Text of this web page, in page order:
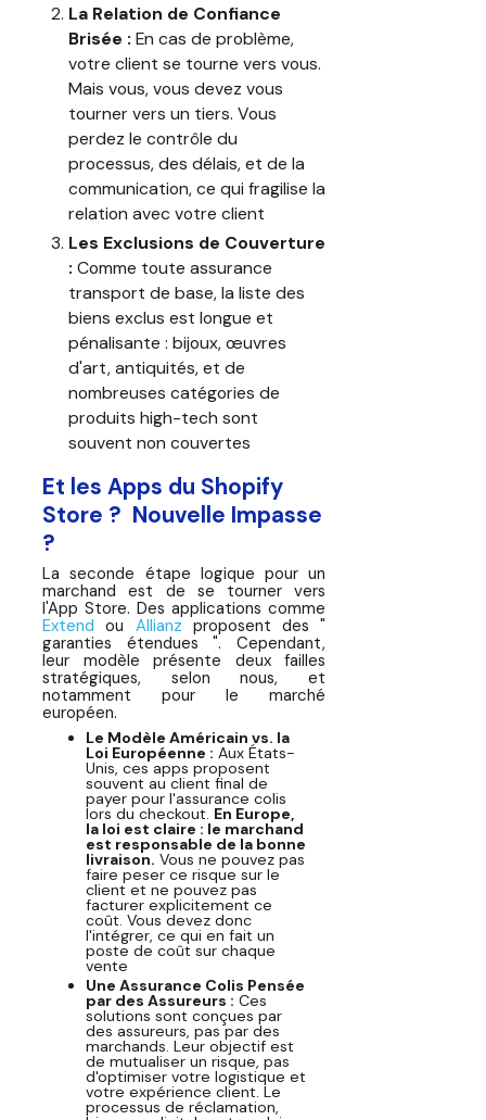
La Relation de Confiance
Brisée : En cas de problème,
votre client se tourne vers vous.
Mais vous, vous devez vous
tourner vers un tiers. Vous
perdez le contrôle du
processus, des délais, et de la
communication, ce qui fragilise la
relation avec votre client
Les Exclusions de Couverture
: Comme toute assurance
transport de base, la liste des
biens exclus est longue et
pénalisante : bijoux, œuvres
d'art, antiquités, et de
nombreuses catégories de
produits high-tech sont
souvent non couvertes
Et les Apps du Shopify
Store ? Nouvelle Impasse
?
La seconde étape logique pour un
marchand est de se tourner vers
l'App Store. Des applications comme
Extendou Allianz proposent des "
garanties étendues ". Cependant,
leur modèle présente deux failles
stratégiques, selon nous, et
notamment pour le marché
européen.
Le Modèle Américain vs. la
Loi Européenne : Aux États-
Unis, ces apps proposent
souvent au client final de
payer pour l'assurance colis
lors du checkout. En Europe,
la loi est claire : le marchand
est responsable de la bonne
livraison. Vous ne pouvez pas
faire peser ce risque sur le
client et ne pouvez pas
facturer explicitement ce
coût. Vous devez donc
l'intégrer, ce qui en fait un
poste de coût sur chaque
vente
Une Assurance Colis Pensée
par des Assureurs : Ces
solutions sont conçues par
des assureurs, pas par des
marchands. Leur objectif est
de mutualiser un risque, pas
d'optimiser votre logistique et
votre expérience client. Le
processus de réclamation,